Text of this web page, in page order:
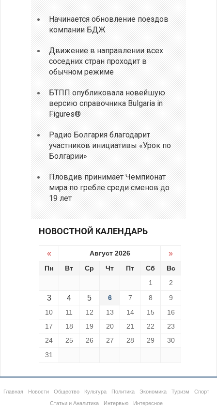
Начинается обновление поездов
компании БДЖ
Движение в направлении всех
соседних стран проходит в
обычном режиме
БТПП опубликовала новейшую
версию справочника Bulgaria in
Figures®
Радио Болгария благодарит
участников инициативы «Урок по
Болгарии»
Пловдив принимает Чемпионат
мира по гребле среди сменов до
19 лет
НОВОСТНОЙ КАЛЕНДАРЬ
« Август 2026 »
Пн Вт Ср Чт Пт Сб
Вс
1
2
3 4 5 6 7 8
9
10
11 12 13 14 15
16
17
18 19 20 21 22
23
24
25 26 27 28 29
30
31
Главная Новости Общество Культура Политика Экономика Туризм
Спорт
Статьи и Аналитика
Интервью Интересное